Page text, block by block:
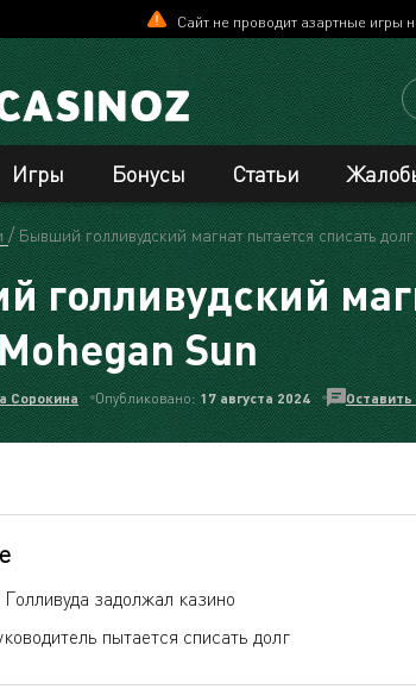
Сайт не проводит азартные игры
Игры Бонусы Статьи
Бывший голливудский магнат пытается списать
голливудский
Sun
Сорокина Опубликовано: 17 августа 2024
задолжал казино
пытается списать долг